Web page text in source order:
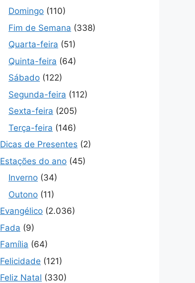
Domingo (110)
Fim de Semana (338)
Quarta-feira (51)
Quinta-feira (64)
Sábado (122)
Segunda-feira (112)
Sexta-feira (205)
Terça-feira (146)
Dicas de Presentes (2)
Estações do ano (45)
Inverno (34)
Outono (11)
Evangélico (2.036)
Fada (9)
Família (64)
Felicidade (121)
Feliz Natal (330)